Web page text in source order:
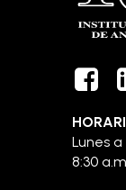
Lunes
8:30